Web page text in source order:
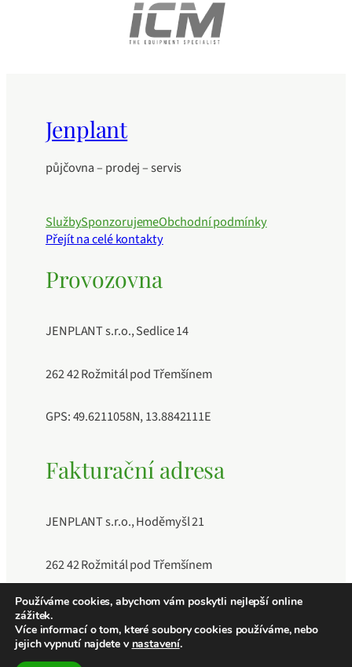
Jenplant
půjčovna – prodej – servis
SlužbySponzorujemeObchodní podmínky
Přejít na celé kontakty
Provozovna
JENPLANT s.r.o., Sedlice 14
262 42 Rožmitál pod Třemšínem
GPS: 49.6211058N, 13.8842111E
Fakturační adresa
JENPLANT s.r.o., Hoděmyšl 21
262 42 Rožmitál pod Třemšínem
IČO: 11883189, DIČ: CZ11883189, Číslo účtu:
241040409/0600
Používáme cookies, abychom vám poskytli nejlepší online
zážitek.
Více informací o tom, které soubory cookies používáme, nebo
jejich vypnutí najdete v nastavení.